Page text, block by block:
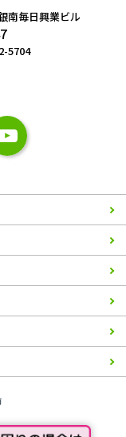
南毎日興業ビル
5704